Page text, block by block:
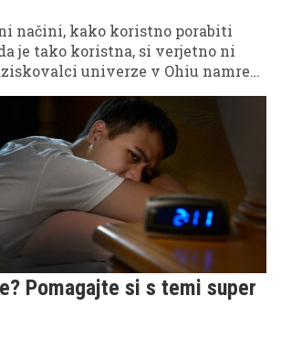
načini, kako koristno porabiti
je tako koristna, si verjetno ni
univerze v Ohiu namreč
Pomagajte si s temi super